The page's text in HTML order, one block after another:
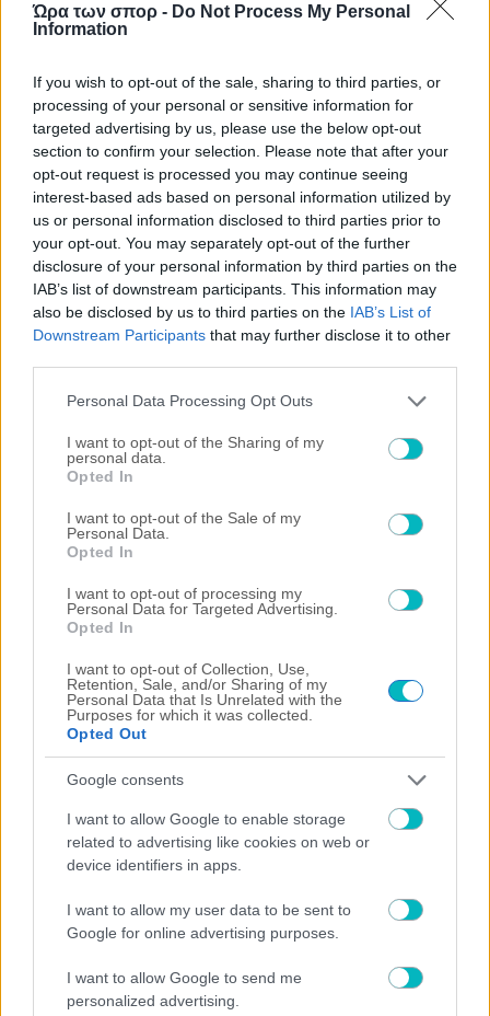
Ώρα των σπορ - Do Not Process My Personal
Information
If you wish to opt-out of the sale, sharing to third parties, or
processing of your personal or sensitive information for
targeted advertising by us, please use the below opt-out
section to confirm your selection. Please note that after your
opt-out request is processed you may continue seeing
interest-based ads based on personal information utilized by
us or personal information disclosed to third parties prior to
your opt-out. You may separately opt-out of the further
disclosure of your personal information by third parties on the
IAB’s list of downstream participants. This information may
also be disclosed by us to third parties on the IAB’s List of
Downstream Participants that may further disclose it to other
Please note that this website/app uses one or more Google
not limited to your visit or usage behaviour. You may click to
grant or deny consent to Google and its third-party tags to
use your data for below specified purposes in below Google
consent section.
Personal Data Processing Opt Outs
I want to opt-out of the Sharing of my
personal data.
Opted In
I want to opt-out of the Sale of my
Personal Data.
Opted In
I want to opt-out of processing my
Personal Data for Targeted Advertising.
Opted In
I want to opt-out of Collection, Use,
Retention, Sale, and/or Sharing of my
Personal Data that Is Unrelated with the
Purposes for which it was collected.
Opted Out
Google consents
I want to allow Google to enable storage
related to advertising like cookies on web or
device identifiers in apps.
I want to allow my user data to be sent to
Google for online advertising purposes.
I want to allow Google to send me
personalized advertising.
ΠΟΔΟΣΦΑΙΡΟ ΑΕΚ
Σπανός για Μελισσανίδη: «Παραγοντικά τον μύησε και
τον ανέδειξε ο πατέρας μου» (VIDEO)
×
Watch on
"The situation is out of control": Greek
firefighters battle wildfire for fourth day
ΡΟΗ
ΑΕΚ: Συνάντηση κορυφής Ηλιόπουλου, Νίκολιτς και
Ριμπάλτα για τον σχεδιασμό της ομάδας